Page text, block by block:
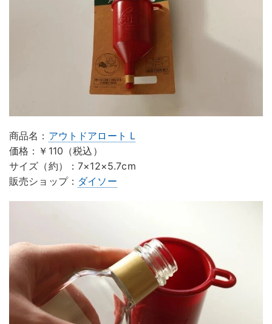
商品名： アウトドアロート L
価格：￥110（税込）
サイズ（約）：7×12×5.7cm
販売ショップ： ダイソー